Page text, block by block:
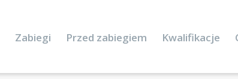
Zabiegi Przed zabiegiem Kwalifikacje